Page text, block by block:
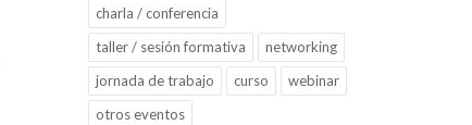
charla / conferencia
taller / sesión formativa
networking
jornada de trabajo
curso
webinar
otros eventos